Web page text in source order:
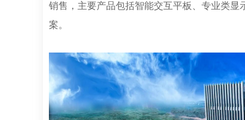
销售，主要产品包括智能交互平板、专业类显
案。